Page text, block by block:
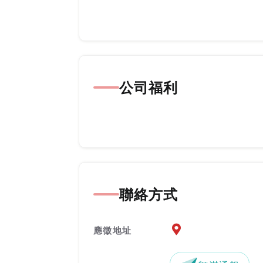
公司福利
聯絡方式
應徵地址 應徵地址地圖『另開新